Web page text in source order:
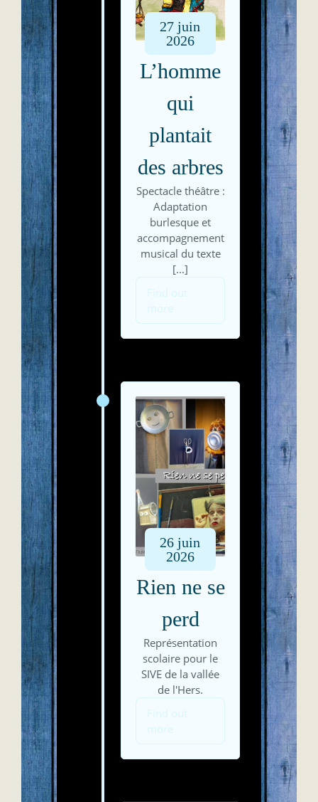
27 juin
2026
L’homme
qui
plantait
des arbres
Spectacle théâtre :
Adaptation
burlesque et
accompagnement
musical du texte
[...]
Find out
more
26 juin
2026
Rien ne se
perd
Représentation
scolaire pour le
SIVE de la vallée
de l'Hers.
Find out
more